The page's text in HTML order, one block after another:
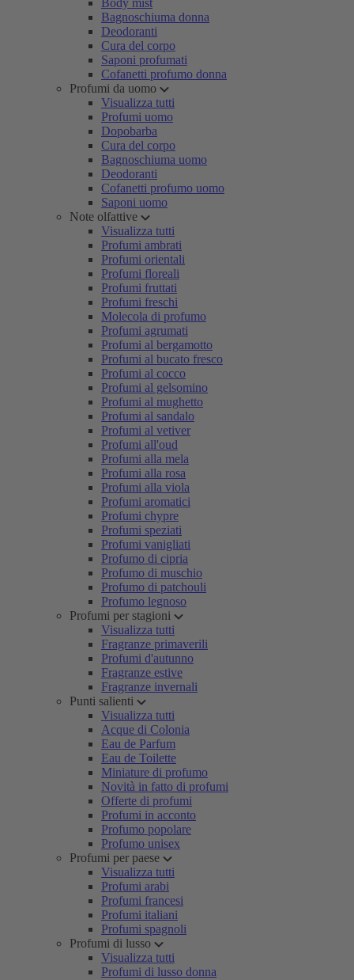
Body mist
Bagnoschiuma donna
Deodoranti
Cura del corpo
Saponi profumati
Cofanetti profumo donna
Profumi da uomo
Visualizza tutti
Profumi uomo
Dopobarba
Cura del corpo
Bagnoschiuma uomo
Deodoranti
Cofanetti profumo uomo
Saponi uomo
Note olfattive
Visualizza tutti
Profumi ambrati
Profumi orientali
Profumi floreali
Profumi fruttati
Profumi freschi
Molecola di profumo
Profumi agrumati
Profumi al bergamotto
Profumi al bucato fresco
Profumi al cocco
Profumi al gelsomino
Profumi al mughetto
Profumi al sandalo
Profumi al vetiver
Profumi all'oud
Profumi alla mela
Profumi alla rosa
Profumi alla viola
Profumi aromatici
Profumi chypre
Profumi speziati
Profumi vanigliati
Profumo di cipria
Profumo di muschio
Profumo di patchouli
Profumo legnoso
Profumi per stagioni
Visualizza tutti
Fragranze primaverili
Profumi d'autunno
Fragranze estive
Fragranze invernali
Punti salienti
Visualizza tutti
Acque di Colonia
Eau de Parfum
Eau de Toilette
Miniature di profumo
Novità in fatto di profumi
Offerte di profumi
Profumi in acconto
Profumo popolare
Profumo unisex
Profumi per paese
Visualizza tutti
Profumi arabi
Profumi francesi
Profumi italiani
Profumi spagnoli
Profumi di lusso
Visualizza tutti
Profumi di lusso donna